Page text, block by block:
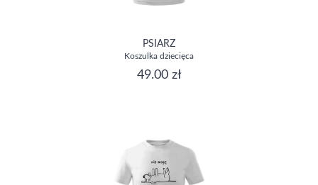
PSIARZ
Koszulka dziecięca
49.00 zł